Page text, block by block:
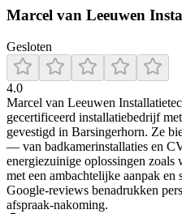
Marcel van Leeuwen
Gesloten
4.0
Marcel van Leeuwen
gecertificeerd installatiebedrijf
gevestigd in Barsingerhorn. Ze
— van badkamerinstallaties en
energiezuinige oplossingen
met een ambachtelijke aanpak en
Google‑reviews benadrukken
afspraak‑nakoming.